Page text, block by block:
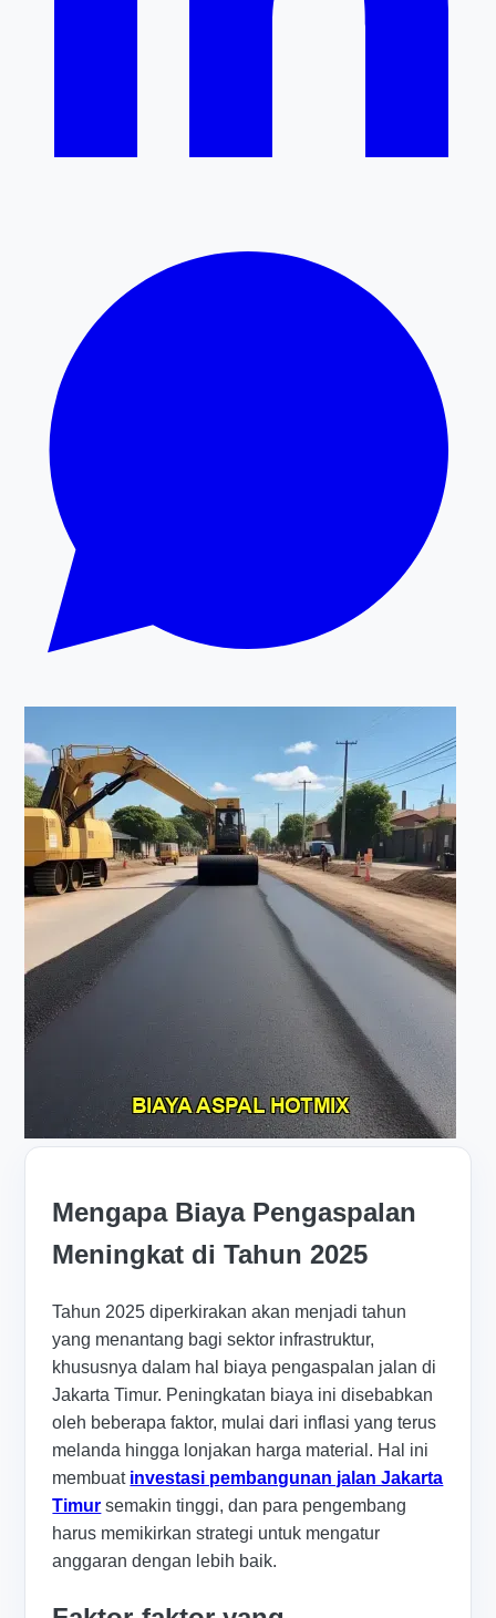
Mengapa Biaya Pengaspalan
Meningkat di Tahun 2025
Tahun 2025 diperkirakan akan menjadi tahun
yang menantang bagi sektor infrastruktur,
khususnya dalam hal biaya pengaspalan jalan di
Jakarta Timur. Peningkatan biaya ini disebabkan
oleh beberapa faktor, mulai dari inflasi yang terus
melanda hingga lonjakan harga material. Hal ini
membuat investasi pembangunan jalan Jakarta
Timur semakin tinggi, dan para pengembang
harus memikirkan strategi untuk mengatur
anggaran dengan lebih baik.